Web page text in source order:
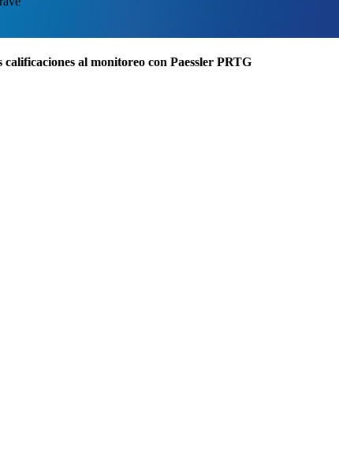
al monitoreo con Paessler PRTG